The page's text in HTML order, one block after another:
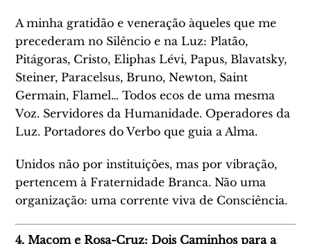
A minha gratidão e veneração àqueles que me
precederam no Silêncio e na Luz: Platão,
Pitágoras, Cristo, Eliphas Lévi, Papus, Blavatsky,
Steiner, Paracelsus, Bruno, Newton, Saint
Germain, Flamel… Todos ecos de uma mesma
Voz. Servidores da Humanidade. Operadores da
Luz. Portadores do Verbo que guia a Alma.
Unidos não por instituições, mas por vibração,
pertencem à Fraternidade Branca. Não uma
organização: uma corrente viva de Consciência.
4. Maçom e Rosa-Cruz: Dois Caminhos para a